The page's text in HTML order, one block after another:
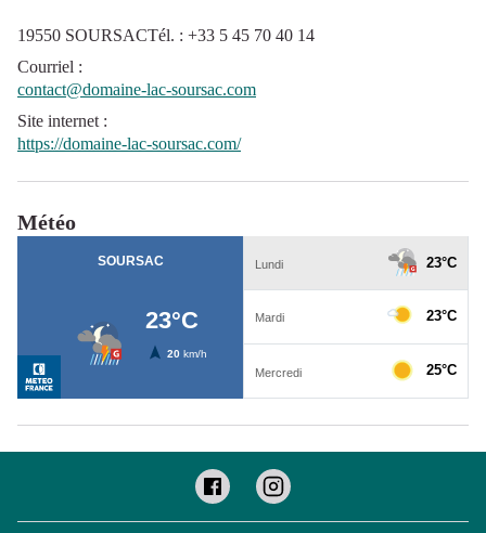
19550 SOURSACTél. : +33 5 45 70 40 14
Courriel :
contact@domaine-lac-soursac.com
Site internet :
https://domaine-lac-soursac.com/
Météo